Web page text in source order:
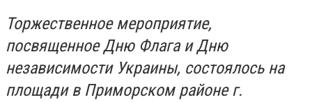
Торжественное мероприятие,
посвященное Дню Флага и Дню
независимости Украины, состоялось на
площади в Приморском районе г.